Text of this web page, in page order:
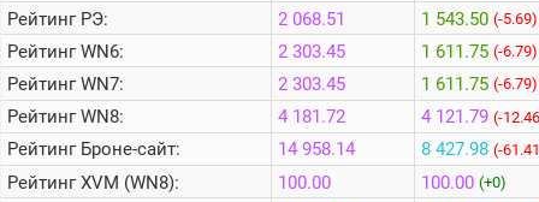
Информация
Онлайн
Цветовая
шкала
Теlegram
РейтингРЭ:
РейтингWN6:
РейтингWN7:
РейтингWN8:
РейтингБроне-сайт:
РейтингXVM (WN8):
2 068.51
2 303.45
2 303.45
4 181.72
14 958.14
100.00
1 543.50 (-5.69)
1 611.75 (-6.79)
1 611.75 (-6.79)
4 121.79 (-
8 427.98 (-
100.00 (+0)